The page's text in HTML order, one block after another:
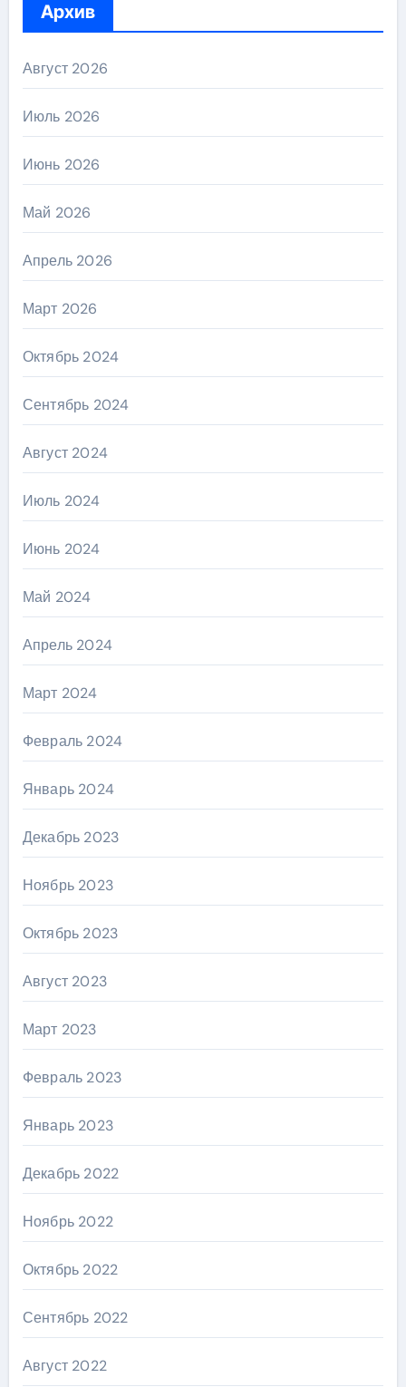
Архив
Август 2026
Июль 2026
Июнь 2026
Май 2026
Апрель 2026
Март 2026
Октябрь 2024
Сентябрь 2024
Август 2024
Июль 2024
Июнь 2024
Май 2024
Апрель 2024
Март 2024
Февраль 2024
Январь 2024
Декабрь 2023
Ноябрь 2023
Октябрь 2023
Август 2023
Март 2023
Февраль 2023
Январь 2023
Декабрь 2022
Ноябрь 2022
Октябрь 2022
Сентябрь 2022
Август 2022